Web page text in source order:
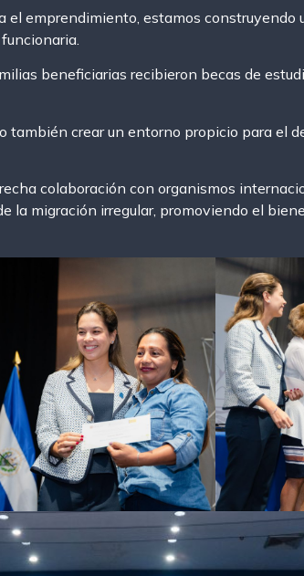
emprendimiento, estamos construyendo
beneficiarias recibieron becas de
también crear un entorno propicio para el
colaboración con organismos
la migración irregular, promoviendo el